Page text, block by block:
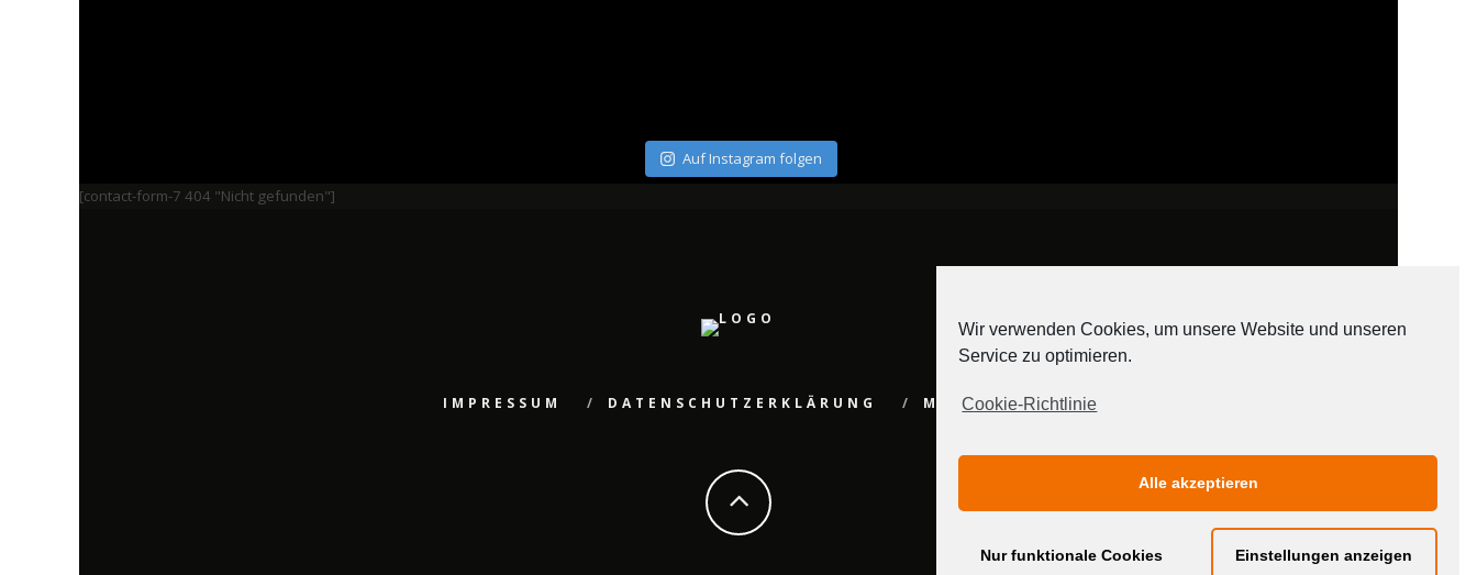
Auf Instagram folgen
[contact-form-7 404 "Nicht gefunden"]
IMPRESSUM DATENSCHUTZERKLÄRUNG MEDIADATEN
Wir verwenden Cookies, um unsere Website und unseren
Service zu optimieren.
Cookie-Richtlinie
Alle akzeptieren
Nur funktionale Cookies Einstellungen anzeigen